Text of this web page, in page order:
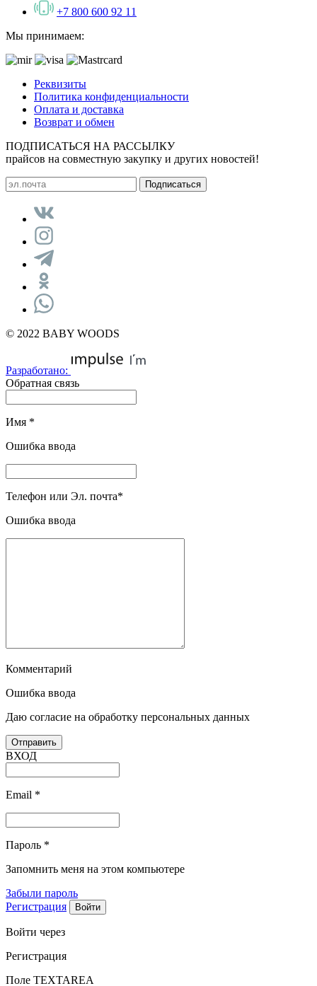
+7 800 600 92 11
Мы принимаем:
Реквизиты
Политика конфиденциальности
Оплата и доставка
Возврат и обмен
ПОДПИСАТЬСЯ НА РАССЫЛКУ
прайсов на совместную закупку и других новостей!
© 2022 BABY WOODS
Разработано:
Обратная связь
Имя *
Ошибка ввода
Телефон или Эл. почта*
Ошибка ввода
Комментарий
Ошибка ввода
Даю согласие на обработку персональных данных
ВХОД
Email *
Пароль *
Запомнить меня на этом компьютере
Забыли пароль
Регистрация
Войти через
Регистрация
Поле TEXTAREA